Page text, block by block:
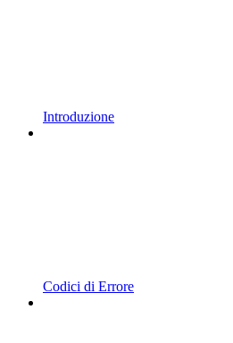
Introduzione
Codici di Errore